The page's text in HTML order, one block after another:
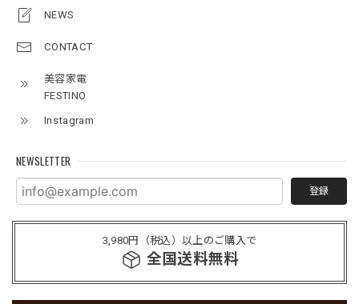
NEWS
CONTACT
美容家電
FESTINO
Instagram
NEWSLETTER
登録
3,980円（税込）以上のご購入で
全国送料無料